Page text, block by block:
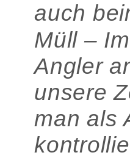
auch
Müll –
Angler
unsere
man als